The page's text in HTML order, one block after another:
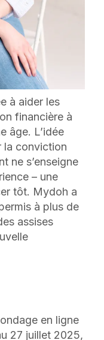
à aider les
financière à
âge. L’idée
la conviction
ne s’enseigne
– une
tôt. Mydoh a
à plus de
assises
en ligne
27 juillet 2025,